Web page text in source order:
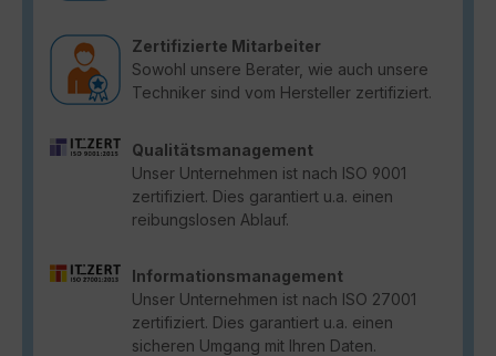
Zertifizierte Mitarbeiter
Sowohl unsere Berater, wie auch unsere
Techniker sind vom Hersteller zertifiziert.
Qualitätsmanagement
Unser Unternehmen ist nach ISO 9001
zertifiziert. Dies garantiert u.a. einen
reibungslosen Ablauf.
Informationsmanagement
Unser Unternehmen ist nach ISO 27001
zertifiziert. Dies garantiert u.a. einen
sicheren Umgang mit Ihren Daten.